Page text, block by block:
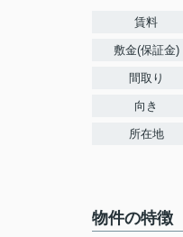
賃料
敷金(保証金)
間取り
向き
所在地
物件の特徴